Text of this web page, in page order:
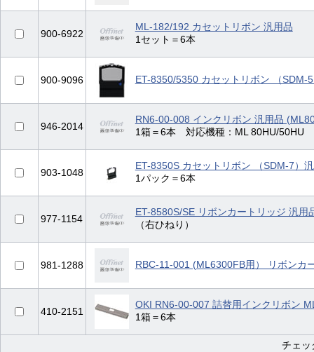
900-6922
ML-182/192 カセットリボン 汎用品
1セット＝6本
900-9096 ET-8350/5350 カセットリボン （SDM-
946-2014
RN6-00-008 インクリボン 汎用品
1箱＝6本 対応機種：ML 80HU/50HU
903-1048
ET-8350S カセットリボン （SDM-7）
1パック＝6本
977-1154
ET-8580S/SE リボンカートリッジ 汎用
（右ひねり）
981-1288 RBC-11-001 (ML6300FB用） リボンカ
410-2151
OKI RN6-00-007 詰替用インクリボン
1箱＝6本
チェ